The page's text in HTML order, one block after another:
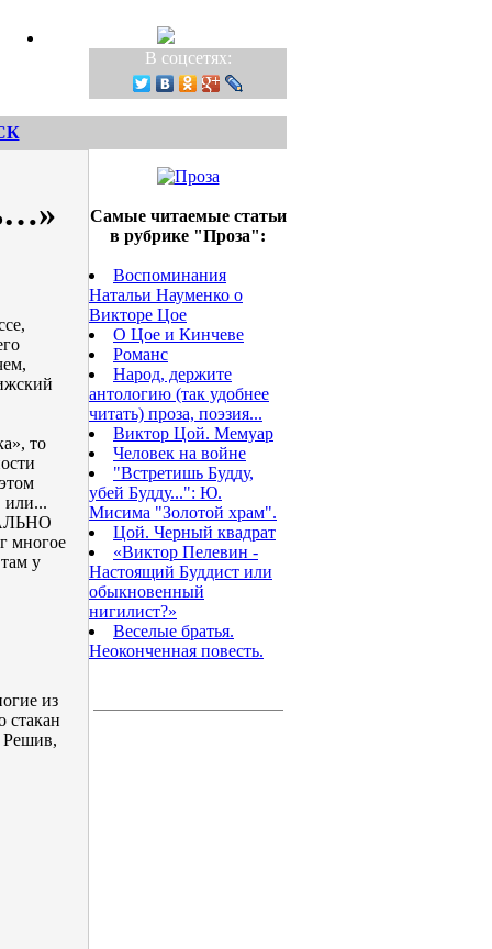
В соцсетях:
то
или...
многое
у
из
стакан
Решив,
Самые читаемые статьи
в рубрике "Проза":
Воспоминания
Натальи Науменко о
Викторе Цое
О Цое и Кинчеве
Романс
Народ, держите
антологию (так удобнее
читать) проза, поэзия...
Виктор Цой. Мемуар
Человек на войне
"Встретишь Будду,
убей Будду...": Ю.
Мисима "Золотой храм".
Цой. Черный квадрат
«Виктор Пелевин -
Настоящий Буддист или
обыкновенный
нигилист?»
Веселые братья.
Неоконченная повесть.